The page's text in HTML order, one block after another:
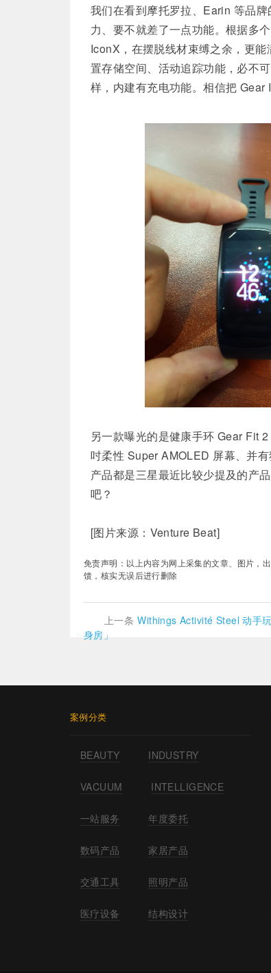
我们在看到摩托罗拉、Earin 等品
力、要不就差了一点功能。根据多
IconX，在摆脱线材束缚之余，更
置存储空间、活动追踪功能，必不
样，内建有充电功能。相信把 Gear
另一款曝光的是健康手环 Gear Fit
吋柔性 Super AMOLED 屏幕、并
产品都是三星最近比较少提及的产
吧？
[图片来源：Venture Beat]
免责声明：以上内容为网上采集的文章、图片，
馈，核实无误后进行删除
上一条 ​Withings Activité Steel 动手
身房」
案例分类
BEAUTY INDUSTRY
VACUUM INTELLIGENCE
一站服务 年度委托
数码产品 家居产品
交通工具 照明产品
医疗设备 结构设计